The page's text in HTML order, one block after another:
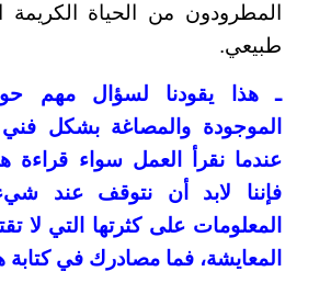
المطرودون من الحياة الكريمة
طبيعي.
ـ هذا يقودنا لسؤال مهم
الموجودة والمصاغة بشكل
عندما نقرأ العمل سواء قراءة
فإننا لابد أن نتوقف عند
المعلومات على كثرتها التي لا
المعايشة، فما مصادرك في كتابة